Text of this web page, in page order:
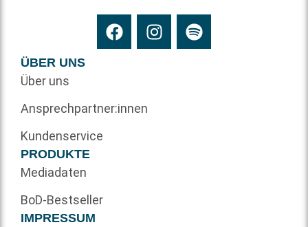
ÜBER UNS
Über uns
Ansprechpartner:innen
Kundenservice
PRODUKTE
Mediadaten
BoD-Bestseller
IMPRESSUM